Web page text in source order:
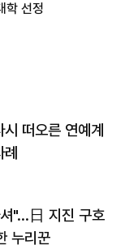
학 선정
떠오른 연예계
"…日 지진 구호
누리꾼